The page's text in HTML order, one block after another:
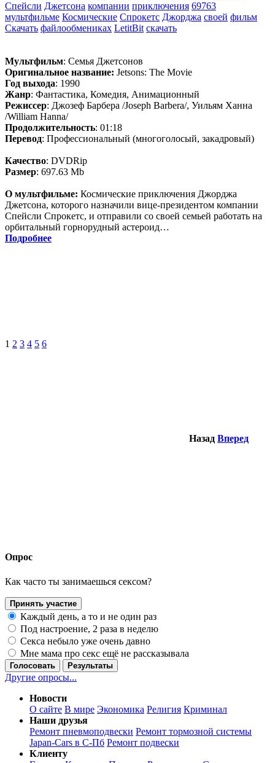
Спейсли Джетсона компании приключения 69763
мультфильме Космические Спрокетс Джорджа своей фильм
Скачать файлообмениках LetitBit скачать
Мультфильм: Семья Джетсонов
Оригинальное название: Jetsons: The Movie
Год выхода: 1990
Жанр: Фантастика, Комедия, Анимационный
Режиссер: Джозеф Барбера /Joseph Barbera/, Уильям Ханна
/William Hanna/
Продолжительность: 01:18
Перевод: Профессиональный (многоголосый, закадровый)
Качество: DVDRip
Размер: 697.63 Mb
О мультфильме: Космические приключения Джорджа
Джетсона, которого назначили вице-президентом компании
Спейсли Спрокетс, и отправили со своей семьей работать на
орбитальный горнорудный астероид…
Подробнее
1 2 3 4 5 6
Назад Вперед
Опрос
Как часто ты занимаешься сексом?
Принять участие
Каждый день, а то и не один раз
Под настроение, 2 раза в неделю
Секса небыло уже очень давно
Мне мама про секс ещё не рассказывала
Голосовать Результаты
Другие опросы...
Новости
О сайте В мире Экономика Религия Криминал
Наши друзья
Ремонт пневмоподвески Ремонт тормозной системы
Japan-Cars в С-Пб Ремонт подвески
Клиенту